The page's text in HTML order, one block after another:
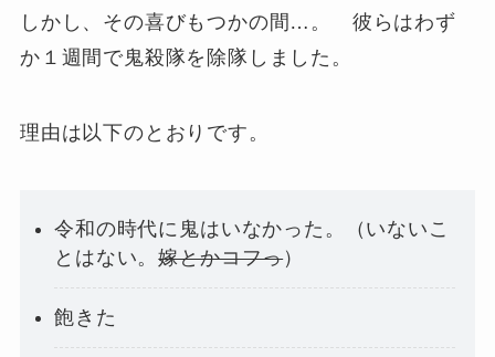
しかし、その喜びもつかの間…。 彼らはわず
か１週間で鬼殺隊を除隊しました。
理由は以下のとおりです。
令和の時代に鬼はいなかった。（いないこ
とはない。嫁とかコフっ）
飽きた